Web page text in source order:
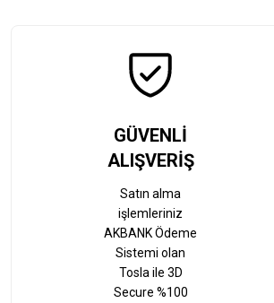
GÜVENLİ
ALIŞVERİŞ
Satın alma
işlemleriniz
AKBANK Ödeme
Sistemi olan
Tosla ile 3D
Secure %100